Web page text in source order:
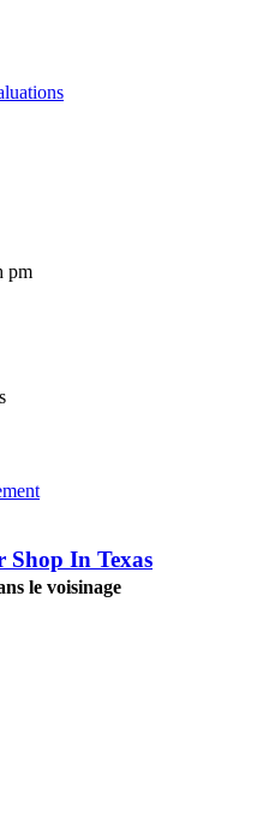
pm
Shop In Texas
le voisinage